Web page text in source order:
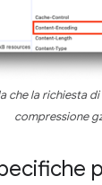
che la richiesta
compressione